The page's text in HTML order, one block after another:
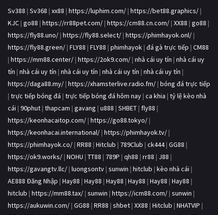
Sv388 | Sv368 | xx88 | https://luphim.com/ | https://bet88.graphics/ |
KJC | go88 | https://rr88pet.com/ | https://cm88.cn.com/ | XX88 | go88 |
https://fly88.uno/ | https://fly88.select/ | https://phimhayok.onl/ |
https://fly88.green/ | FLY88 | FLY88 | phimhayok | đá gà trực tiếp | CM88
| https://mm88.center/ | https://2ok9.com/ | nhà cái uy tín | nhà cái uy
tín | nhà cái uy tín | nhà cái uy tín | nhà cái uy tín | nhà cái uy tín |
https://daga88.my/ | https://xhamsterlive.radio.fm/ | bóng đá trực tiếp
| trực tiếp bóng đá | trực tiếp bóng đá hôm nay | ca khia | tỷ lệ kèo nhà
cái | 90phut | thapcam | gavang | u888 | SHBET | fly88 |
https://keonhacaitop.com/ | https://go88.tokyo/ |
https://keonhacai.international/ | https://phimhayok.tv/ |
https://phimhayok.co/ | RR88 | Hitclub | 789Club | ck444| GG88 |
https://ok9.works/ | NOHU | TT88 | 789P | qh88 | rr88 | J88 |
https://gavangtv.llc/ | luongsontv | sunwin | hitclub | kèo nhà cái |
AE888 Đăng Nhập | Hay88 | Hay88 | Hay88 | Hay88 | Hay88 | Hay88 |
hitclub | https://mm88.tax/ | sunwin | https://icm88.com/ | sunwin |
https://aukuwin.com/ | GG88 | RR88 | shbet | XX88 | Hitclub | NHATVIP |